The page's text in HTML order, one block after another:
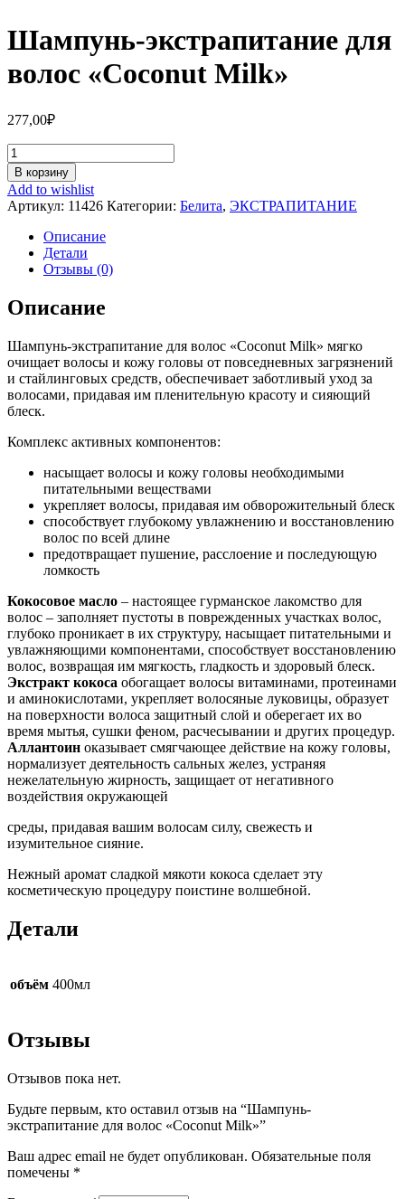
Шампунь-экстрапитание для
волос «Coconut Milk»
277,00₽
Количество
Шампунь-
экстрапитание
для
волос
«Coconut
Milk»
В корзину
Add to wishlist
Артикул: 11426 Категории: Белита, ЭКСТРАПИТАНИЕ
Описание
Детали
Отзывы (0)
Описание
Шампунь-экстрапитание для волос «Coconut Milk» мягко
очищает волосы и кожу головы от повседневных загрязнений
и стайлинговых средств, обеспечивает заботливый уход за
волосами, придавая им пленительную красоту и сияющий
блеск.
Комплекс активных компонентов:
насыщает волосы и кожу головы необходимыми
питательными веществами
укрепляет волосы, придавая им обворожительный блеск
способствует глубокому увлажнению и восстановлению
волос по всей длине
предотвращает пушение, расслоение и последующую
ломкость
Кокосовое масло – настоящее гурманское лакомство для
волос – заполняет пустоты в поврежденных участках волос,
глубоко проникает в их структуру, насыщает питательными и
увлажняющими компонентами, способствует восстановлению
волос, возвращая им мягкость, гладкость и здоровый блеск.
Экстракт кокоса обогащает волосы витаминами, протеинами
и аминокислотами, укрепляет волосяные луковицы, образует
на поверхности волоса защитный слой и оберегает их во
время мытья, сушки феном, расчесывании и других процедур.
Аллантоин оказывает смягчающее действие на кожу головы,
нормализует деятельность сальных желез, устраняя
нежелательную жирность, защищает от негативного
воздействия окружающей
среды, придавая вашим волосам силу, свежесть и
изумительное сияние.
Нежный аромат сладкой мякоти кокоса сделает эту
косметическую процедуру поистине волшебной.
Детали
объём 400мл
Отзывы
Отзывов пока нет.
Будьте первым, кто оставил отзыв на “Шампунь-
экстрапитание для волос «Coconut Milk»”
Ваш адрес email не будет опубликован. Обязательные поля
помечены *